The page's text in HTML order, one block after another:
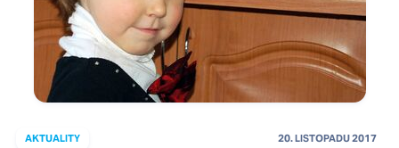
AKTUALITY 20. LISTOPADU 2017